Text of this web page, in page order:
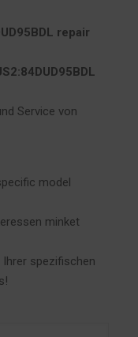
repair
Service von
model
minket
Ihrer spezifischen